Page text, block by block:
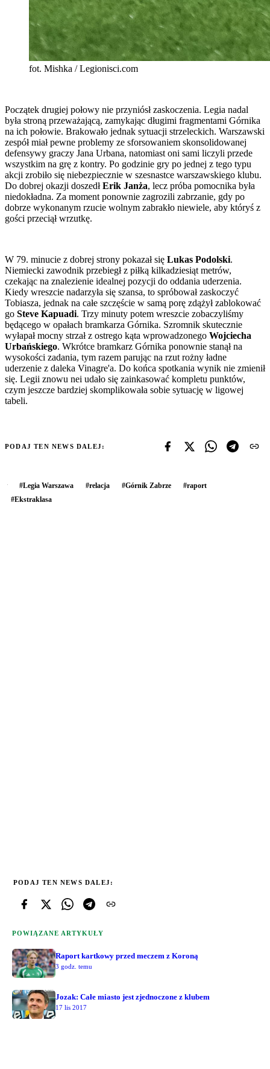
fot. Mishka / Legionisci.com
Początek drugiej połowy nie przyniósł zaskoczenia. Legia nadal
była stroną przeważającą, zamykając długimi fragmentami Górnika
na ich połowie. Brakowało jednak sytuacji strzeleckich. Warszawski
zespół miał pewne problemy ze sforsowaniem skonsolidowanej
defensywy graczy Jana Urbana, natomiast oni sami liczyli przede
wszystkim na grę z kontry. Po godzinie gry po jednej z tego typu
akcji zrobiło się niebezpiecznie w szesnastce warszawskiego klubu.
Do dobrej okazji doszedłErik Janża, lecz próba pomocnika była
niedokładna. Za moment ponownie zagrozili zabrzanie, gdy po
dobrze wykonanym rzucie wolnym zabrakło niewiele, aby któryś z
gości przeciął wrzutkę.
W 79. minucie z dobrej strony pokazał się Lukas Podolski.
Niemiecki zawodnik przebiegł z piłką kilkadziesiąt metrów,
czekając na znalezienie idealnej pozycji do oddania uderzenia.
Kiedy wreszcie nadarzyła się szansa, to spróbował zaskoczyć
Tobiasza, jednak na całe szczęście w samą porę zdążył zablokować
go Steve Kapuadi. Trzy minuty potem wreszcie zobaczyliśmy
będącego w opałach bramkarza Górnika. Szromnik skutecznie
wyłapał mocny strzał z ostrego kąta wprowadzonego Wojciecha
Urbańskiego. Wkrótce bramkarz Górnika ponownie stanął na
wysokości zadania, tym razem parując na rzut rożny ładne
uderzenie z daleka Vinagre'a. Do końca spotkania wynik nie zmienił
się. Legii znowu nei udało się zainkasować kompletu punktów,
czym jeszcze bardziej skomplikowała sobie sytuację w ligowej
tabeli.
PODAJ TEN NEWS DALEJ:
#Legia Warszawa #relacja #Górnik Zabrze #raport
#Ekstraklasa
PODAJ TEN NEWS DALEJ:
POWIĄZANE ARTYKUŁY
Raport kartkowy przed meczem z Koroną
3 godz. temu
Jozak: Całe miasto jest zjednoczone z klubem
17 lis 2017